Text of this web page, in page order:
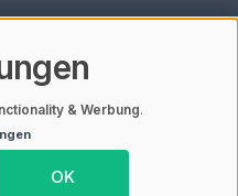
Links unterstützen unsere
Amazon-Partner verdiene ich an
APCu
& Werbung.
OK